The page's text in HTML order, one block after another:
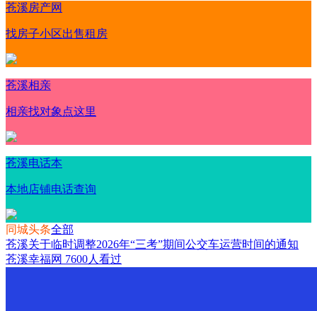
苍溪房产网
找房子小区出售租房
苍溪相亲
相亲找对象点这里
苍溪电话本
本地店铺电话查询
同城头条全部
苍溪关于临时调整2026年“三考”期间公交车运营时间的通知
苍溪幸福网 7600人看过